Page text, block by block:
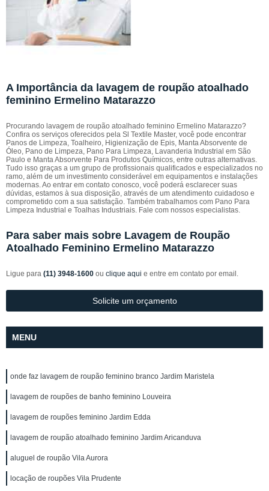
A Importância da lavagem de roupão atoalhado
feminino Ermelino Matarazzo
Procurando lavagem de roupão atoalhado feminino Ermelino Matarazzo?
Confira os serviços oferecidos pela Sl Textile Master, você pode encontrar
Panos de Limpeza, Toalheiro, Higienização de Epis, Manta Absorvente de
Óleo, Pano de Limpeza, Pano Para Limpeza, Lavanderia Industrial em São
Paulo e Manta Absorvente Para Produtos Químicos, entre outras alternativas.
Tudo isso graças a um grupo de profissionais qualificados e especializados no
ramo, além de um investimento considerável em equipamentos e instalações
modernas. Ao entrar em contato conosco, você poderá esclarecer suas
dúvidas, estamos à sua disposição, através de um atendimento cuidadoso e
comprometido com a sua satisfação. Também trabalhamos com Pano Para
Limpeza Industrial e Toalhas Industriais. Fale com nossos especialistas.
Para saber mais sobre Lavagem de Roupão
Atoalhado Feminino Ermelino Matarazzo
Ligue para (11) 3948-1600 ou clique aqui e entre em contato por email.
Solicite um orçamento
MENU
onde faz lavagem de roupão feminino branco Jardim Maristela
lavagem de roupões de banho feminino Louveira
lavagem de roupões feminino Jardim Edda
lavagem de roupão atoalhado feminino Jardim Aricanduva
aluguel de roupão Vila Aurora
locação de roupões Vila Prudente